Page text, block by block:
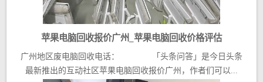
苹果电脑回收报价广州_苹果电脑回收价格评估
广州地区废电脑回收电话： 「头条问答」是今日头条
最新推出的互动社区苹果电脑回收报价广州，作者们可以...